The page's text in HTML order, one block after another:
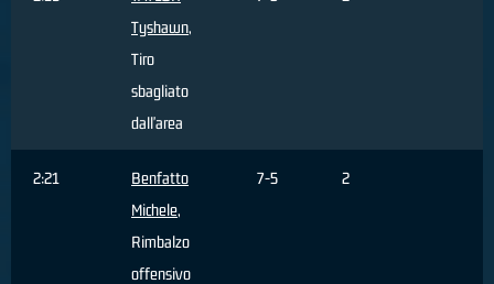
Tyshawn,
Tiro
sbagliato
dall'area
2:21
Benfatto
Michele,
Rimbalzo
offensivo
7-5 2